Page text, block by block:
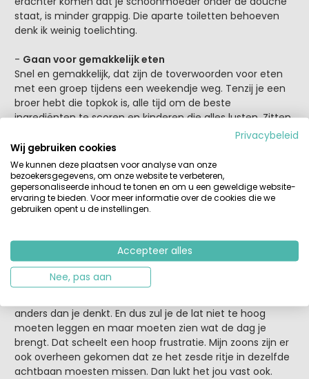
staat, is minder grappig. Die aparte toiletten behoeven
denk ik weinig toelichting.
- Gaan voor gemakkelijk eten
Snel en gemakkelijk, dat zijn de toverwoorden voor eten
met een groep tijdens een weekendje weg. Tenzij je een
broer hebt die topkok is, alle tijd om de beste
ingrediënten te scoren en kinderen die alles lusten. Zitten
er moeilijke eters bij, ga je graag voor veilig en besteed je
jullie dagen liever anders dan in de keuken, dan is een
simpele macaronischotel of bezorgde pizza een beter
idee. Die vitamientjes komen straks wel weer.
Don’ts
Veel doelen stellen
Wil je én die stad bezoeken én gaan zwemmen én een
strandwandeling maken én gesprekken voeren bij het
anders dan je denkt. En dus zul je de lat niet te hoog
moeten leggen en maar moeten zien wat de dag je
brengt. Dat scheelt een hoop frustratie. Mijn zoons zijn er
ook overheen gekomen dat ze het zesde ritje in dezelfde
achtbaan moesten missen. Dan lukt het jou vast ook.
Privacybeleid
Wij gebruiken cookies
We kunnen deze plaatsen voor analyse van onze
bezoekersgegevens, om onze website te verbeteren,
gepersonaliseerde inhoud te tonen en om u een geweldige website-
ervaring te bieden. Voor meer informatie over de cookies die we
gebruiken opent u de instellingen.
Accepteer alles
Nee, pas aan